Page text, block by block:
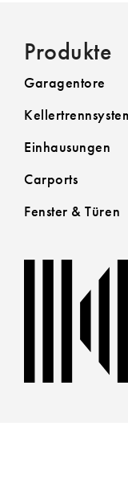
Produkte
Garagentore
Einhausungen
Carports
Fenster & Türen